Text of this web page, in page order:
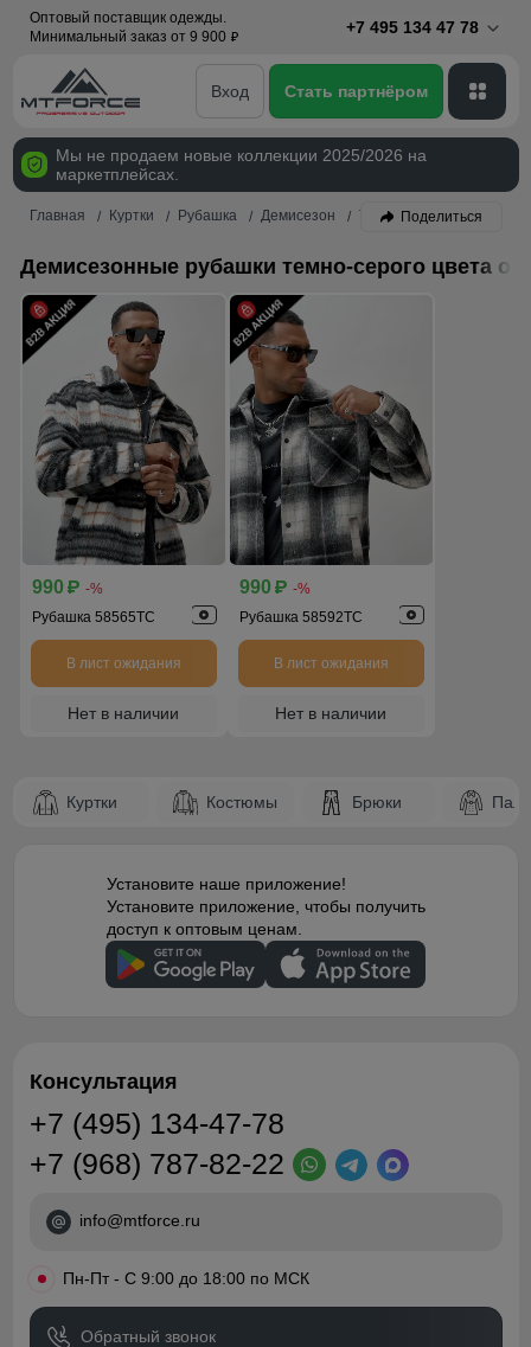
Оптовый поставщик одежды.
Минимальный заказ от 9 900 p
+7 495 134 47 78
Вход Стать партнёром
Мы не продаем новые коллекции 2025/2026 на
маркетплейсах.
Главная Куртки Рубашка Демисезон Темно-серый
Поделиться
Демисезонные рубашки темно-серого цвета
990 p -%
Рубашка 58565TC
В лист ожидания
Нет в наличии
990 p -%
Рубашка 58592TC
В лист ожидания
Нет в наличии
Куртки Костюмы Брюки
Установите наше приложение!
Установите приложение, чтобы получить
доступ к оптовым ценам.
Консультация
+7 (495) 134-47-78
+7 (968) 787-82-22
info@mtforce.ru
• Пн-Пт - С 9:00 до 18:00 по МСК
Обратный звонок